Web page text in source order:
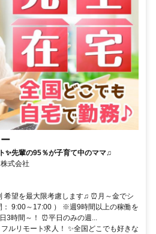
✨先輩の95％が子育て中のママ♫
式会社
希望を最大限考慮します♫ ⏰月～金でシ
： 9:00～17:00 ） ※週9時間以上の稼働を
3時間～！ ⏰平日のみの週...
ルリモート求人！ ✨全国どこでも好きな